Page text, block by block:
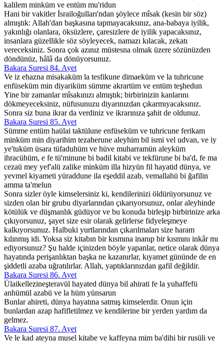
kalilem minküm ve entüm mu'ridun
Hani bir vakitler İsrailoğulları'ndan şöylece mîsak (kesin bir söz)
almıştık: Allah'dan başkasına tapmayacaksınız, ana-babaya iyilik,
yakınlığı olanlara, öksüzlere, çaresizlere de iyilik yapacaksınız,
insanlara güzellikle söz söyleyecek, namazı kılacak, zekatı
vereceksiniz. Sonra çok azınız müstesna olmak üzere sözünüzden
döndünüz, hâlâ da dönüyorsunuz.
Bakara Suresi 84. Ayet
Ve iz ehazna misakaküm la tesfikune dimaeküm ve la tuhricune
enfüseküm min diyariküm sümme akrartüm ve entüm teşhedun
Yine bir zamanlar mîsakınızı almıştık; birbirinizin kanlarını
dökmeyeceksiniz, nüfusunuzu diyarınızdan çıkarmıyacaksınız.
Sonra siz buna ikrar da verdiniz ve ikrarınıza şahit de oldunuz.
Bakara Suresi 85. Ayet
Sümme entüm haülai taktülune enfüseküm ve tuhricune ferikam
minküm min diyarihim tezaherune aleyhim bil ismi vel udvan, ve iy
ye'tuküm üsara tüfaduhüm ve hüve muharramün aleyküm
ihracühüm, e fe tü'minune bi badil kitabi ve tekfürune bi ba'd, fe ma
cezaü mey yef'alü zalike minküm illa hizyün fil hayatid dünya, ve
yevmel kiyameti yüraddune ila eşeddil azab, vemallahü bi ğafilin
amma ta'melun
Sonra sizler öyle kimselersiniz ki, kendilerinizi öldürüyorsunuz ve
sizden olan bir grubu diyarlarından çıkarıyorsunuz, onlar aleyhinde
kötülük ve düşmanlık güdüyor ve bu konuda birleşip birbirinize arka
çıkıyorsunuz, şayet size esir olarak gelirlerse fidyeleşmeye
kalkıyorsunuz. Halbuki yurtlarından çıkarılmaları size haram
kılınmış idi. Yoksa siz kitabın bir kısmına inanıp bir kısmını inkâr mı
ediyorsunuz? Şu halde içinizden böyle yapanlar, netice olarak dünya
hayatında perişanlıktan başka ne kazanırlar, kıyamet gününde de en
şiddetli azaba uğratılırlar. Allah, yaptıklarınızdan gafil değildir.
Bakara Suresi 86. Ayet
Ülaikellezineşteravül hayated dünya bil ahirati fe la yuhaffefü
anhümül azabü ve la hüm yünsarun
Bunlar ahireti, dünya hayatına satmış kimselerdir. Onun için
bunlardan azap hafifletilmez ve kendilerine bir yerden yardım da
gelmez.
Bakara Suresi 87. Ayet
Ve le kad ateyna musel kitabe ve kaffeyna mim ba'dihi bir rusüli ve